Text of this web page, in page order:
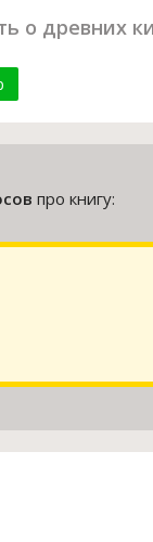
о древних
про книгу: